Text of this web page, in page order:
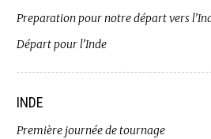
Preparation pour notre départ vers
Départ pour l’Inde
INDE
Première journée de tournage